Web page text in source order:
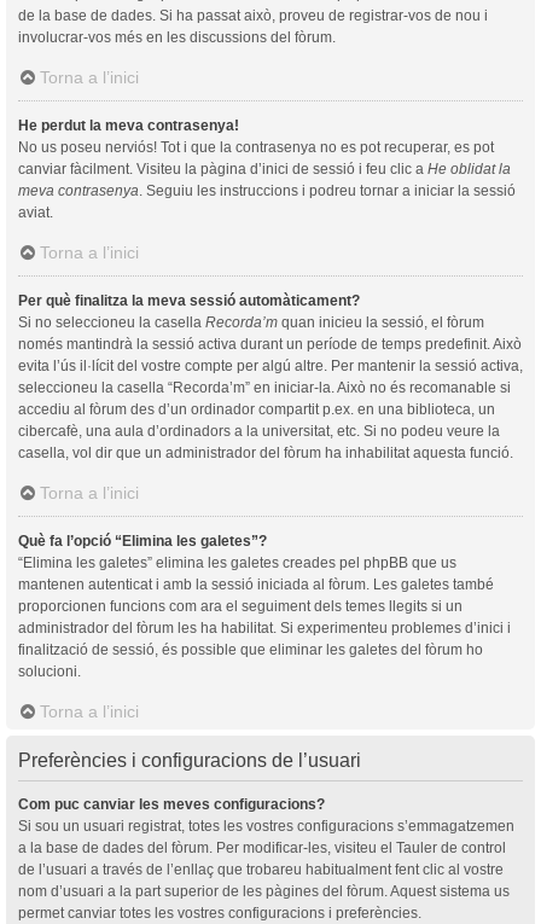
de la base de dades. Si ha passat això, proveu de registrar-vos de nou i
involucrar-vos més en les discussions del fòrum.
Torna a l’inici
He perdut la meva contrasenya!
No us poseu nerviós! Tot i que la contrasenya no es pot recuperar, es pot
canviar fàcilment. Visiteu la pàgina d’inici de sessió i feu clic a He oblidat la
meva contrasenya . Seguiu les instruccions i podreu tornar a iniciar la sessió
aviat.
Torna a l’inici
Per què finalitza la meva sessió automàticament?
Si no seleccioneu la casella Recorda’m quan inicieu la sessió, el fòrum
només mantindrà la sessió activa durant un període de temps predefinit. Això
evita l’ús il·lícit del vostre compte per algú altre. Per mantenir la sessió activa,
seleccioneu la casella “Recorda’m” en iniciar-la. Això no és recomanable si
accediu al fòrum des d’un ordinador compartit p.ex. en una biblioteca, un
cibercafè, una aula d’ordinadors a la universitat, etc. Si no podeu veure la
casella, vol dir que un administrador del fòrum ha inhabilitat aquesta funció.
Torna a l’inici
Què fa l’opció “Elimina les galetes”?
“Elimina les galetes” elimina les galetes creades pel phpBB que us
mantenen autenticat i amb la sessió iniciada al fòrum. Les galetes també
proporcionen funcions com ara el seguiment dels temes llegits si un
administrador del fòrum les ha habilitat. Si experimenteu problemes d’inici i
finalització de sessió, és possible que eliminar les galetes del fòrum ho
solucioni.
Torna a l’inici
Preferències i configuracions de l’usuari
Com puc canviar les meves configuracions?
Si sou un usuari registrat, totes les vostres configuracions s’emmagatzemen
a la base de dades del fòrum. Per modificar-les, visiteu el Tauler de control
de l’usuari a través de l’enllaç que trobareu habitualment fent clic al vostre
nom d’usuari a la part superior de les pàgines del fòrum. Aquest sistema us
permet canviar totes les vostres configuracions i preferències.